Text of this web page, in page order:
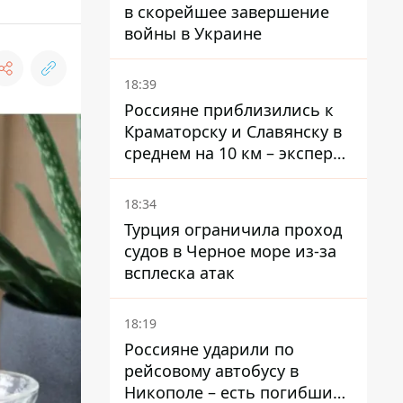
в скорейшее завершение
войны в Украине
18:39
Россияне приблизились к
Краматорску и Славянску в
среднем на 10 км – эксперт
предупредил об усилении
наступления
18:34
Турция ограничила проход
судов в Черное море из-за
всплеска атак
18:19
Россияне ударили по
рейсовому автобусу в
Никополе – есть погибший